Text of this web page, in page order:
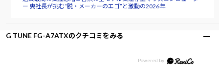
ー 軣社長が挑む“脱・メーカーのエゴ”と激動の2026年
G TUNE FG-A7ATXのクチコミをみる